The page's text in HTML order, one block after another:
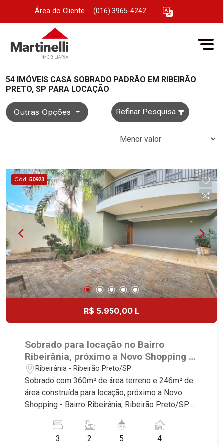
Área do Cliente (016) 3965-4242
54 IMÓVEIS CASA SOBRADO PADRÃO EM RIBEIRÃO
PRETO, SP PARA LOCAÇÃO
Outras Opções Refinar Pesquisa
Cód. 50923
R$ 5.950,00 L
Sobrado para locação no Bairro
Ribeirânia, próximo a Novo Shopping -
Ribeirão Preto/SP.
Ribeirânia - Ribeirão Preto/SP
Sobrado com 360m² de área terreno e 246m² de
área construída para locação, próximo a Novo
Shopping - Bairro Ribeirânia, Ribeirão Preto/SP.
Martinelli Imobiliária selecionou para você: -
360m² de área terreno e 246m² de área
3 2 5 4